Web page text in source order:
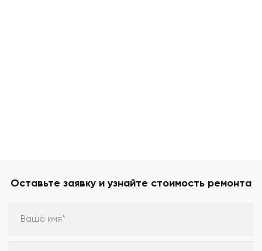
Оставьте заявку и узнайте стоимость ремонта
Ваше имя*